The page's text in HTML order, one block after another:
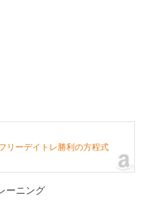
リーデイトレ勝利の方程式
ーニング